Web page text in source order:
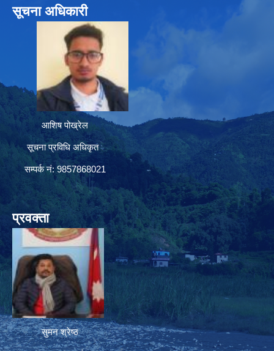
सूचना अधिकारी
आशिष पोख्रेल
सूचना प्रविधि अधिकृत
सम्पर्क नं: 9857868021
प्रवक्ता
सुमन श्रेष्ठ